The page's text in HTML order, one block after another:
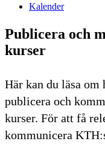
Kalender
Publicera och
kurser
Här kan du läsa
publicera och
kurser. För att få
kommunicera